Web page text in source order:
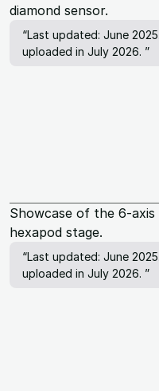
diamond sensor.
“Last updated: June
uploaded in July 2026. ”
Showcase of the 6-
hexapod stage.
“Last updated: June
uploaded in July 2026. ”